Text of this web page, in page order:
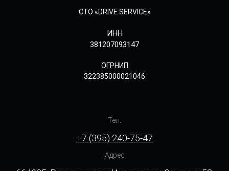
СТО «DRIVE SERVICE»
ИНН
381207093147
ОГРНИП
322385000021046
Тел.
+7 (395) 240-75-47
Адрес